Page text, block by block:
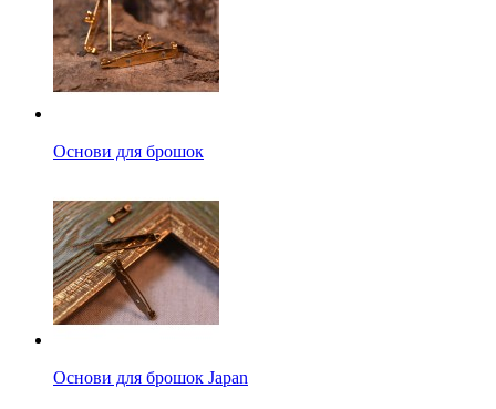
Основи для брошок
Основи для брошок Japan